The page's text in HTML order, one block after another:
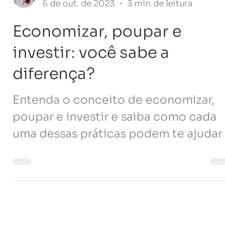
Lucykelli Nogueira
6 de out. de 2023
3 min de leitura
Economizar, poupar e
investir: você sabe a
diferença?
Entenda o conceito de economizar,